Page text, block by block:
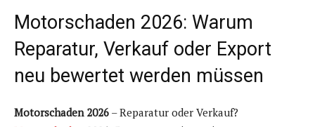
Motorschaden 2026: Warum
Reparatur, Verkauf oder Export
neu bewertet werden müssen
Motorschaden 2026 – Reparatur oder Verkauf?